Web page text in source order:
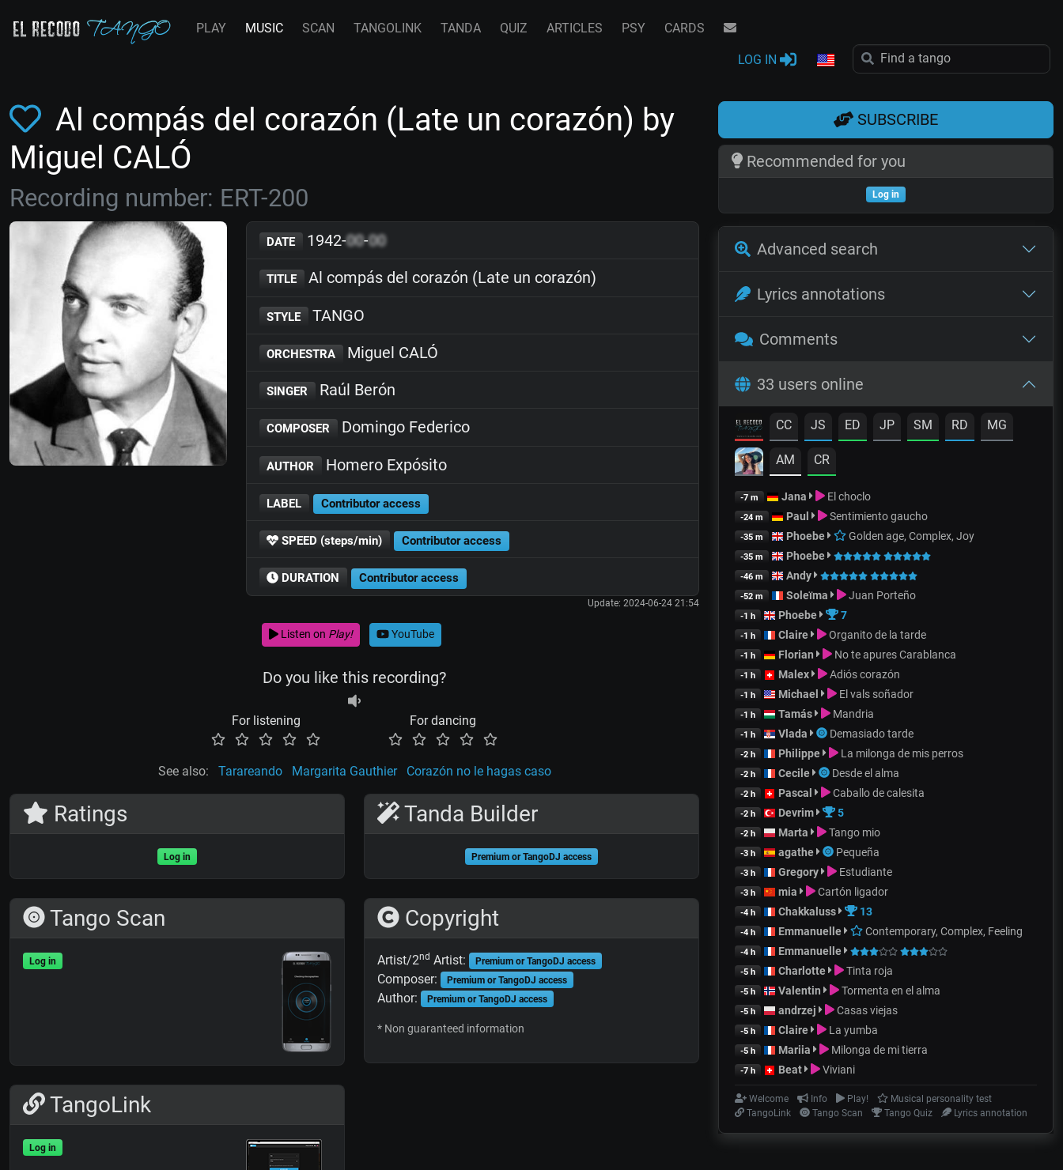
PLAY MUSIC SCAN TANGOLINK TANDA QUIZ ARTICLES PSY CARDS
LOG IN
Al compás del corazón (Late un corazón) by
Miguel CALÓ
Recording number: ERT-200
DATE 1942-00-00
TITLE Al compás del corazón (Late un corazón)
STYLE TANGO
ORCHESTRA Miguel CALÓ
SINGER Raúl Berón
COMPOSER Domingo Federico
AUTHOR Homero Expósito
LABEL Contributor access
SPEED (steps/min) Contributor access
DURATION Contributor access
Update: 2024-06-24 21:54
Listen on Play! YouTube
Do you like this recording?
For listening For dancing
See also: Tarareando Margarita Gauthier Corazón no le hagas caso
Ratings
Log in
Tango Scan
Log in
TangoLink
Log in
Tanda Builder
Premium or TangoDJ access
Copyright
Artist/2nd Artist: Premium or TangoDJ access
Composer: Premium or TangoDJ access
Author: Premium or TangoDJ access
* Non guaranteed information
SUBSCRIBE
Recommended for you
Log in
Advanced search
Lyrics annotations
Comments
33 users online
CC JS ED JP SM RD MG
AM CR
-7 m Jana El choclo
-24 m Paul Sentimiento gaucho
-35 m Phoebe Golden age, Complex, Joy
-35 m Phoebe
-46 m Andy
-52 m Soleïma Juan Porteño
-1 h Phoebe 7
-1 h Claire Organito de la tarde
-1 h Florian No te apures Carablanca
-1 h Malex Adiós corazón
-1 h Michael El vals soñador
-1 h Tamás Mandria
-1 h Vlada Demasiado tarde
-2 h Philippe La milonga de mis perros
-2 h Cecile Desde el alma
-2 h Pascal Caballo de calesita
-2 h Devrim 5
-2 h Marta Tango mio
-3 h agathe Pequeña
-3 h Gregory Estudiante
-3 h mia Cartón ligador
-4 h Chakkaluss 13
-4 h Emmanuelle Contemporary, Complex, Feeling
-4 h Emmanuelle
-5 h Charlotte Tinta roja
-5 h Valentin Tormenta en el alma
-5 h andrzej Casas viejas
-5 h Claire La yumba
-5 h Mariia Milonga de mi tierra
-7 h Beat Viviani
Welcome Info Play!
Musical personality test
TangoLink
Tango Scan Tango Quiz Lyrics annotation